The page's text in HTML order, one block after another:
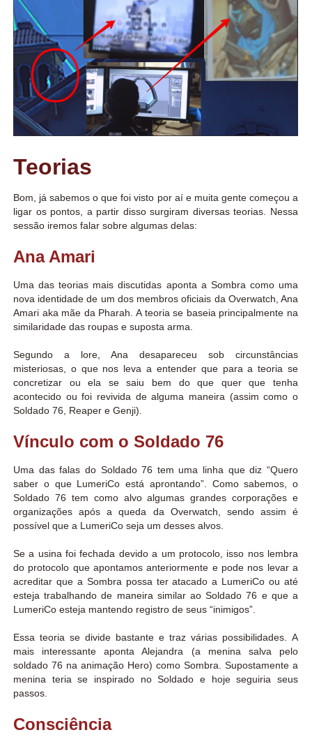
Teorias
Bom, já sabemos o que foi visto por aí e muita gente começou a
ligar os pontos, a partir disso surgiram diversas teorias. Nessa
sessão iremos falar sobre algumas delas:
Ana Amari
Uma das teorias mais discutidas aponta a Sombra como uma
nova identidade de um dos membros oficiais da Overwatch, Ana
Amari aka mãe da Pharah. A teoria se baseia principalmente na
similaridade das roupas e suposta arma.
Segundo a lore, Ana desapareceu sob circunstâncias
misteriosas, o que nos leva a entender que para a teoria se
concretizar ou ela se saiu bem do que quer que tenha
acontecido ou foi revivida de alguma maneira (assim como o
Soldado 76, Reaper e Genji).
Vínculo com o Soldado 76
Uma das falas do Soldado 76 tem uma linha que diz “Quero
saber o que LumeriCo está aprontando”. Como sabemos, o
Soldado 76 tem como alvo algumas grandes corporações e
organizações após a queda da Overwatch, sendo assim é
possível que a LumeriCo seja um desses alvos.
Se a usina foi fechada devido a um protocolo, isso nos lembra
do protocolo que apontamos anteriormente e pode nos levar a
acreditar que a Sombra possa ter atacado a LumeriCo ou até
esteja trabalhando de maneira similar ao Soldado 76 e que a
LumeriCo esteja mantendo registro de seus “inimigos”.
Essa teoria se divide bastante e traz várias possibilidades. A
mais interessante aponta Alejandra (a menina salva pelo
soldado 76 na animação Hero) como Sombra. Supostamente a
menina teria se inspirado no Soldado e hoje seguiria seus
passos.
Consciência